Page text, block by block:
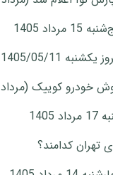
1405
1405/05/11
کوییک (مرداد 1405)
تهران کدامند؟